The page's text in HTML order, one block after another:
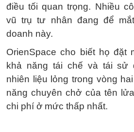
điều tối quan trọng. Nhiều
vũ trụ tư nhân đang để
doanh này.
OrienSpace cho biết họ đặt
khả năng tái chế và tái sử
nhiên liệu lỏng trong vòng
năng chuyên chở của tên
chi phí ở mức thấp nhất.